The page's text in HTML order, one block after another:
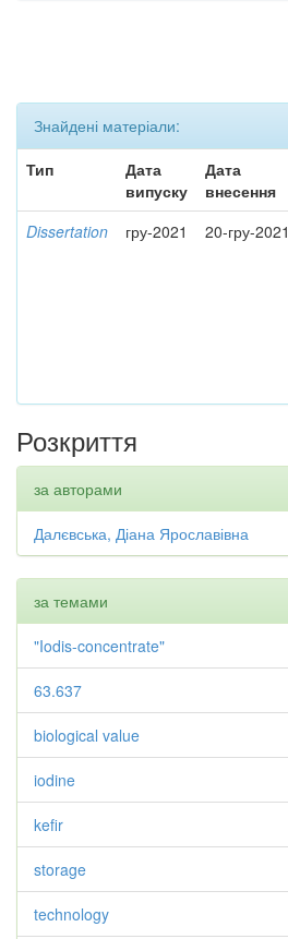
Знайдені матеріали:
Тип
Дата
випуску
Дата
внесення
Dissertation гру-2021 20-гру-2021
Розкриття
за авторами
Далєвська, Діана Ярославівна
за темами
"Iodis-concentrate"
63.637
biological value
iodine
kefir
storage
technology